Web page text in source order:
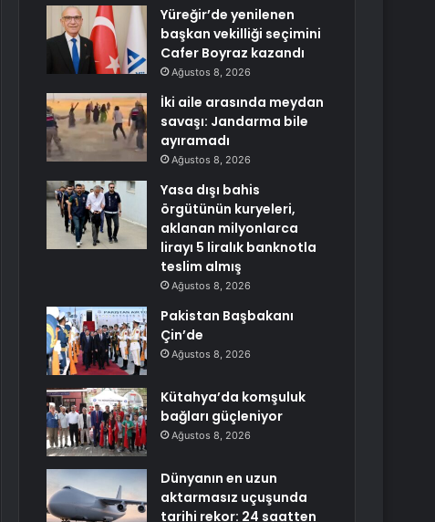
Yüreğir’de yenilenen
başkan vekilliği seçimini
Cafer Boyraz kazandı
Ağustos 8, 2026
İki aile arasında meydan
savaşı: Jandarma bile
ayıramadı
Ağustos 8, 2026
Yasa dışı bahis
örgütünün kuryeleri,
aklanan milyonlarca
lirayı 5 liralık banknotla
teslim almış
Ağustos 8, 2026
Pakistan Başbakanı
Çin’de
Ağustos 8, 2026
Kütahya’da komşuluk
bağları güçleniyor
Ağustos 8, 2026
Dünyanın en uzun
aktarmasız uçuşunda
tarihi rekor: 24 saatten